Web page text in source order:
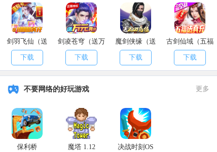
5、记得路过景点拍照哦。
6、图腾刷币和图纸，团体作战噢耶。
以上就是本期 APK8小编为各位小伙伴们带来的攻略了，希望大家
能够喜欢哦。来
APK8安卓网，你想玩的游戏全都在这里。
剑羽飞仙（送
10000真充）
下载
剑凌苍穹（送万
元真充）
下载
魔剑侠缘（送
2021充值）
下载
古剑仙域（五福
送真充）
下载
不要网络的好玩游戏 更多
保利桥 魔塔 1.12 决战时刻OS